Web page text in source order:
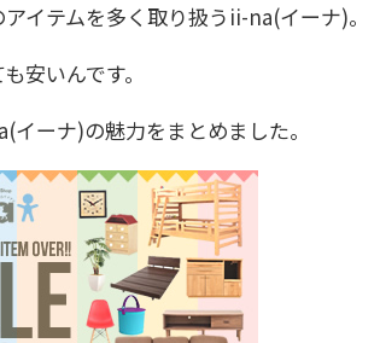
イテムを多く取り扱うii-na(イーナ)。
安いんです。
ーナ)の魅力をまとめました。